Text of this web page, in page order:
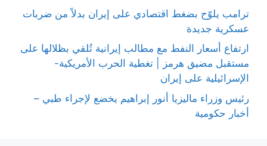
ترامب يلوّح بضغط اقتصادي على إيران بدلاً من ضربات
عسكرية جديدة
ارتفاع أسعار النفط مع مطالب إيرانية تُلقي بظلالها على
مستقبل مضيق هرمز | تغطية الحرب الأمريكية-
الإسرائيلية على إيران
رئيس وزراء ماليزيا أنور إبراهيم يخضع لإجراء طبي –
أخبار حكومية